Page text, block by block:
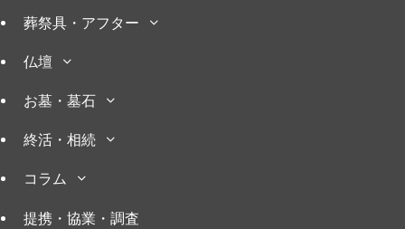
葬祭具・アフター
仏壇
お墓・墓石
終活・相続
コラム
提携・協業・調査